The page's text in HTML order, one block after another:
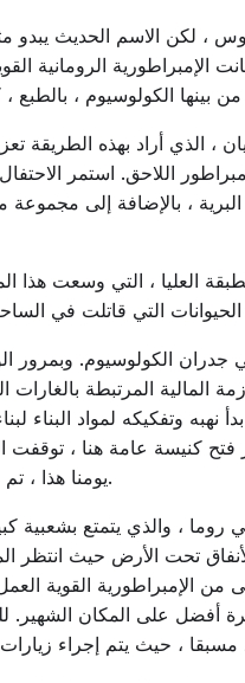
، لكن الاسم الحديث يبدو
أراد بهذه الطريقة
، بالإضافة إلى مجموعة
دوميتيان ، الذي حكم في 81-96 ، الطبقة
الكولوسيوم. وبمرور
المالية المرتبطة بالغارات
نهبه وتفكيكه لمواد البناء
كنيسة عامة هنا ، توقفت
يومنا هذا ، تم حراسة الكولوسيوم وترميمه بشكل دوري.
تحت الأرض حيث انتظر
الإمبراطورية القوية العمل
أفضل على المكان